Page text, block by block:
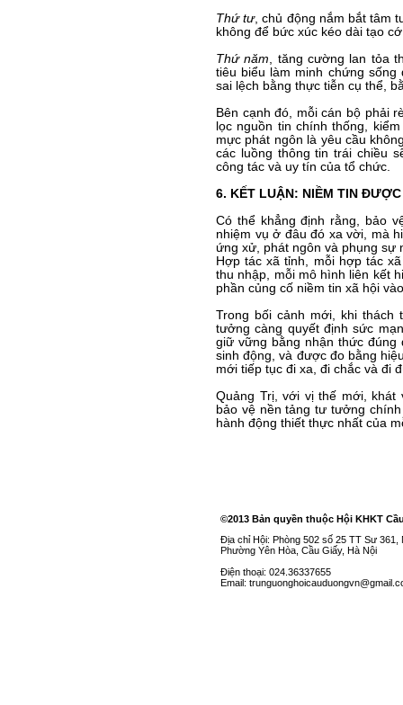
Thứ tư, chủ động nắm bắt tâm
không để bức xúc kéo dài tạo
Thứ năm, tăng cường lan tỏa
tiêu biểu làm minh chứng
sai lệch bằng thực tiễn cụ thể,
Bên cạnh đó, mỗi cán bộ phải
lọc nguồn tin chính thống,
mực phát ngôn là yêu cầu
các luồng thông tin trái chiều
công tác và uy tín của tổ chức.
6. KẾT LUẬN: NIỀM TIN
Có thể khẳng định rằng, bảo
nhiệm vụ ở đâu đó xa vời, mà
ứng xử, phát ngôn và phụng sự
Hợp tác xã tỉnh, mỗi hợp tác
thu nhập, mỗi mô hình liên kết
phần củng cố niềm tin xã hội
Trong bối cảnh mới, khi
tưởng càng quyết định sức
giữ vững bằng nhận thức đúng
sinh động, và được đo bằng
mới tiếp tục đi xa, đi chắc và đi
Quảng Trị, với vị thế mới, khát
bảo vệ nền tảng tư tưởng
hành động thiết thực nhất của
©2013 Bản quyền thuộc Hội KHKT
Địa chỉ Hội: Phòng 502 số 25 TT Sư 361,
Phường Yên Hòa, Cầu Giấy, Hà Nội
Điện thoại: 024.36337655
Email: